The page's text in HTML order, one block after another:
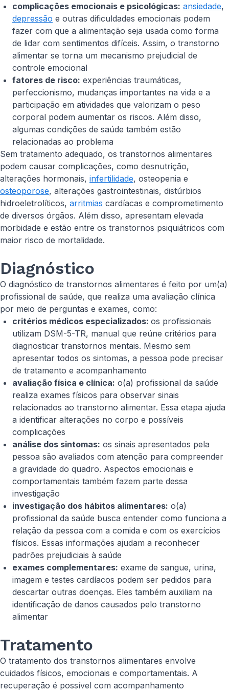
complicações emocionais e psicológicas: ansiedade,
depressão e outras dificuldades emocionais podem
fazer com que a alimentação seja usada como forma
de lidar com sentimentos difíceis. Assim, o transtorno
alimentar se torna um mecanismo prejudicial de
controle emocional
fatores de risco: experiências traumáticas,
perfeccionismo, mudanças importantes na vida e a
participação em atividades que valorizam o peso
corporal podem aumentar os riscos. Além disso,
algumas condições de saúde também estão
relacionadas ao problema
Sem tratamento adequado, os transtornos alimentares
podem causar complicações, como desnutrição,
alterações hormonais, infertilidade, osteopenia e
osteoporose, alterações gastrointestinais, distúrbios
hidroeletrolíticos, arritmias cardíacas e comprometimento
de diversos órgãos. Além disso, apresentam elevada
morbidade e estão entre os transtornos psiquiátricos com
maior risco de mortalidade.
Diagnóstico
O diagnóstico de transtornos alimentares é feito por um(a)
profissional de saúde, que realiza uma avaliação clínica
por meio de perguntas e exames, como:
critérios médicos especializados: os profissionais
utilizam DSM-5-TR, manual que reúne critérios para
diagnosticar transtornos mentais. Mesmo sem
apresentar todos os sintomas, a pessoa pode precisar
de tratamento e acompanhamento
avaliação física e clínica: o(a) profissional da saúde
realiza exames físicos para observar sinais
relacionados ao transtorno alimentar. Essa etapa ajuda
a identificar alterações no corpo e possíveis
complicações
análise dos sintomas: os sinais apresentados pela
pessoa são avaliados com atenção para compreender
a gravidade do quadro. Aspectos emocionais e
comportamentais também fazem parte dessa
investigação
investigação dos hábitos alimentares: o(a)
profissional da saúde busca entender como funciona a
relação da pessoa com a comida e com os exercícios
físicos. Essas informações ajudam a reconhecer
padrões prejudiciais à saúde
exames complementares: exame de sangue, urina,
imagem e testes cardíacos podem ser pedidos para
descartar outras doenças. Eles também auxiliam na
identificação de danos causados pelo transtorno
alimentar
Tratamento
O tratamento dos transtornos alimentares envolve
cuidados físicos, emocionais e comportamentais. A
recuperação é possível com acompanhamento